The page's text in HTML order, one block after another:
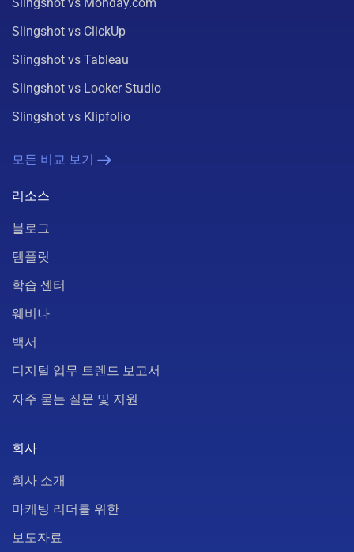
Slingshot vs ClickUp
Slingshot vs Tableau
Slingshot vs Looker Studio
Slingshot vs Klipfolio
모든 비교 보기
리소스
블로그
템플릿
학습 센터
웨비나
백서
디지털 업무 트렌드 보고서
자주 묻는 질문 및 지원
회사
회사 소개
마케팅 리더를 위한
보도자료